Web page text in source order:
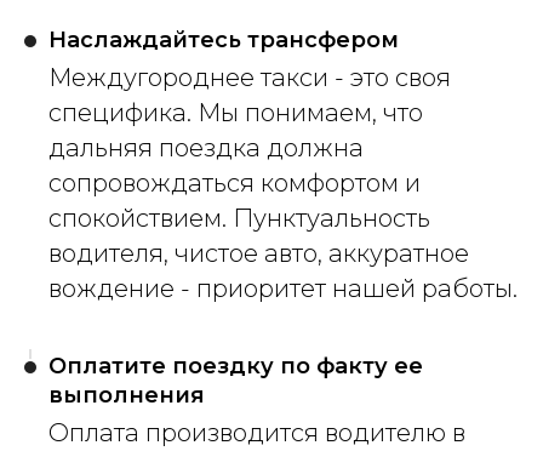
Наслаждайтесь трансфером
Междугороднее такси - это своя
специфика. Мы понимаем, что
дальняя поездка должна
сопровождаться комфортом и
спокойствием. Пунктуальность
водителя, чистое авто, аккуратное
вождение - приоритет нашей работы.
Оплатите поездку по факту ее
выполнения
Оплата производится водителю в